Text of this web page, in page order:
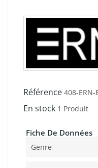
Référence 408-ERN-
En stock 1 Produit
Fiche De Données
Genre